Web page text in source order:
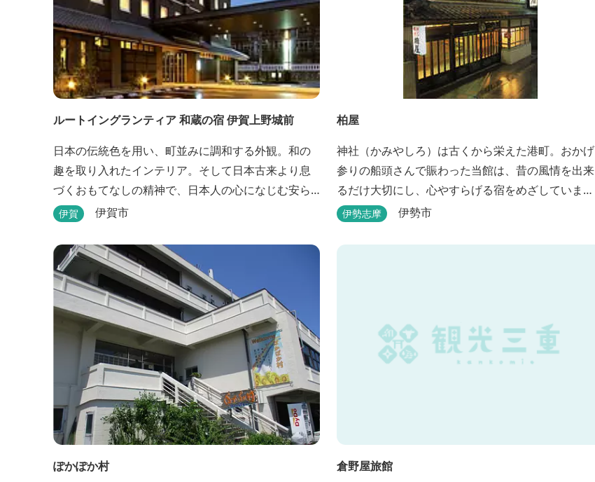
ルートイングランティア 和蔵の宿 伊賀上野城前
日本の伝統色を用い、町並みに調和する外観。和の
趣を取り入れたインテリア。そして日本古来より息
づくおもてなしの精神で、日本人の心になじむ安ら
ぎを提供いたします。大浴場や駐車場などルートイ
な和のニュアンスを湛えた空間は、ビジネスにも観
光にも、幅広くお役立ていただけるホテルです。
伊賀 伊賀市
柏屋
神社（かみやしろ）は古くから栄えた港町。おかげ
参りの船頭さんで賑わった当館は、昔の風情を出来
るだけ大切にし、心やすらげる宿をめざしていま
す。また、伊勢志摩の美味しい海の幸、山の幸を低
伊勢志摩 伊勢市
ぽかぽか村
倉野屋旅館